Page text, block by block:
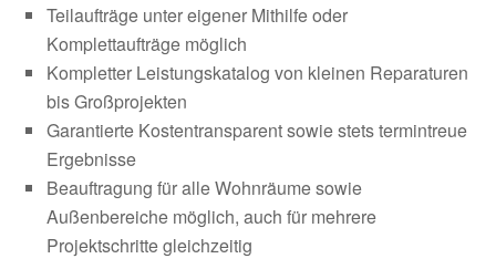
Teilaufträge unter eigener Mithilfe oder
Komplettaufträge möglich
Kompletter Leistungskatalog von kleinen Reparaturen
bis Großprojekten
Garantierte Kostentransparent sowie stets termintreue
Ergebnisse
Beauftragung für alle Wohnräume sowie
Außenbereiche möglich, auch für mehrere
Projektschritte gleichzeitig